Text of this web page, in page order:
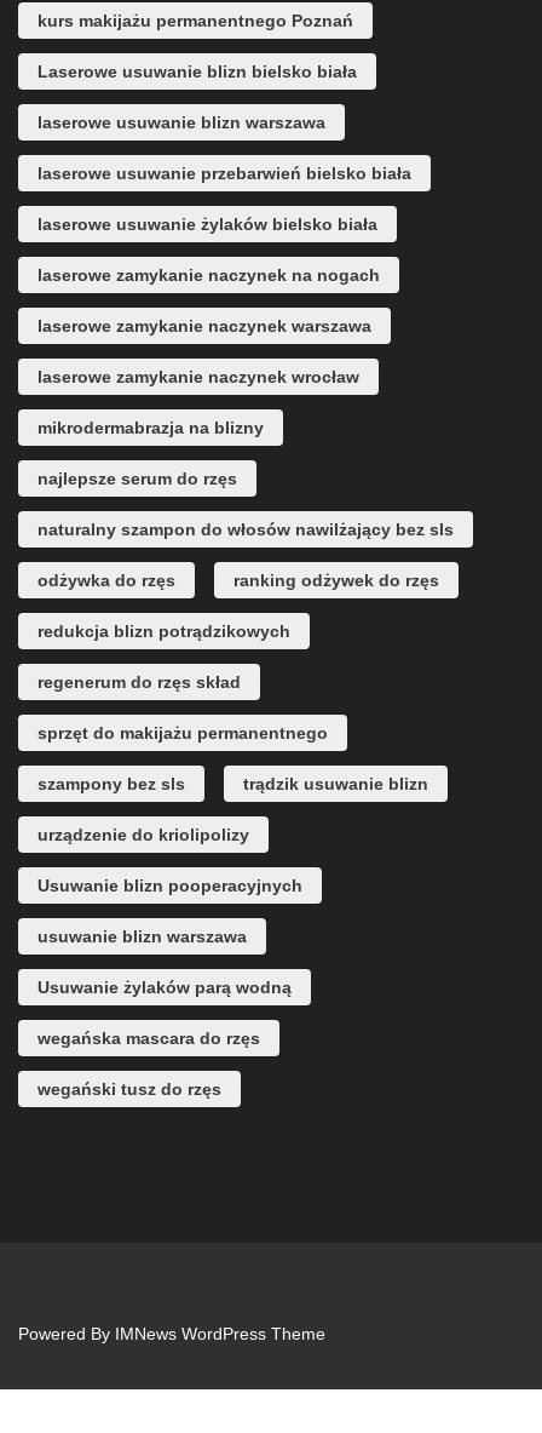
kurs makijażu permanentnego Poznań
Laserowe usuwanie blizn bielsko biała
laserowe usuwanie blizn warszawa
laserowe usuwanie przebarwień bielsko biała
laserowe usuwanie żylaków bielsko biała
laserowe zamykanie naczynek na nogach
laserowe zamykanie naczynek warszawa
laserowe zamykanie naczynek wrocław
mikrodermabrazja na blizny
najlepsze serum do rzęs
naturalny szampon do włosów nawilżający bez sls
odżywka do rzęs ranking odżywek do rzęs
redukcja blizn potrądzikowych
regenerum do rzęs skład
sprzęt do makijażu permanentnego
szampony bez sls trądzik usuwanie blizn
urządzenie do kriolipolizy
Usuwanie blizn pooperacyjnych
usuwanie blizn warszawa
Usuwanie żylaków parą wodną
wegańska mascara do rzęs
wegański tusz do rzęs
Powered By IMNews WordPress Theme